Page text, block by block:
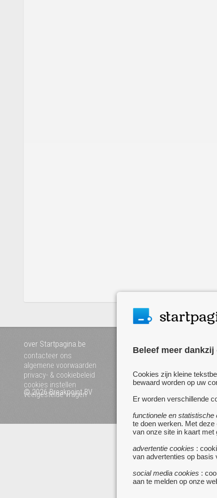
Beleef meer
Cookies zijn kleine
bewaard worden op uw
Er worden verschillende
functionele en statistische
te doen werken. Met
van onze site in kaart met
advertentie cookies :
van advertenties op basis
social media cookies :
aan te melden op onze
over Startpagina.be
contacteer ons
algemene voorwaarden
privacy- & cookiebeleid
cookies instellen
veelgestelde vragen
voeg uw website toe
© 2026 Breakpoint BV
websites :
www.zoekertjes.be
www.koken.be